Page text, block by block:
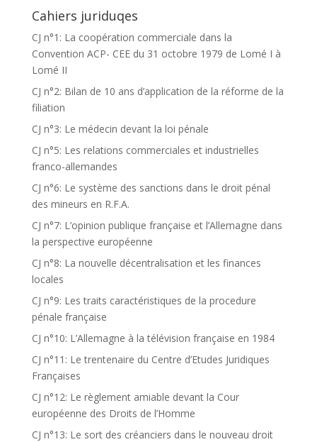
Cahiers juriduqes
CJ n°1: La coopération commerciale dans la
Convention ACP- CEE du 31 octobre 1979 de Lomé I à
Lomé II
CJ n°2: Bilan de 10 ans d’application de la réforme de la
filiation
CJ n°3: Le médecin devant la loi pénale
CJ n°5: Les relations commerciales et industrielles
franco-allemandes
CJ n°6: Le système des sanctions dans le droit pénal
des mineurs en R.F.A.
CJ n°7: L’opinion publique française et l’Allemagne dans
la perspective européenne
CJ n°8: La nouvelle décentralisation et les finances
locales
CJ n°9: Les traits caractéristiques de la procedure
pénale française
CJ n°10: L’Allemagne à la télévision française en 1984
CJ n°11: Le trentenaire du Centre d’Etudes Juridiques
Françaises
CJ n°12: Le règlement amiable devant la Cour
européenne des Droits de l’Homme
CJ n°13: Le sort des créanciers dans le nouveau droit